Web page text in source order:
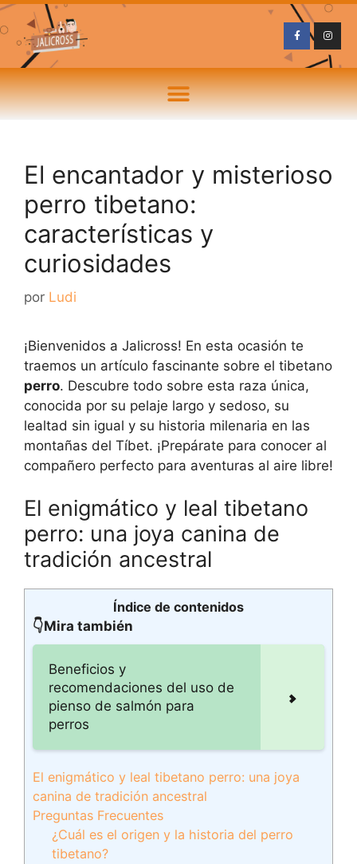
El encantador y misterioso
perro tibetano:
características y
curiosidades
por Ludi
¡Bienvenidos a Jalicross! En esta ocasión te
traemos un artículo fascinante sobre el tibetano
perro. Descubre todo sobre esta raza única,
conocida por su pelaje largo y sedoso, su
lealtad sin igual y su historia milenaria en las
montañas del Tíbet. ¡Prepárate para conocer al
compañero perfecto para aventuras al aire libre!
El enigmático y leal tibetano
perro: una joya canina de
tradición ancestral
Índice de contenidos
👇Mira también
Beneficios y
recomendaciones del uso de
pienso de salmón para
perros
El enigmático y leal tibetano perro: una joya
canina de tradición ancestral
Preguntas Frecuentes
¿Cuál es el origen y la historia del perro
tibetano?